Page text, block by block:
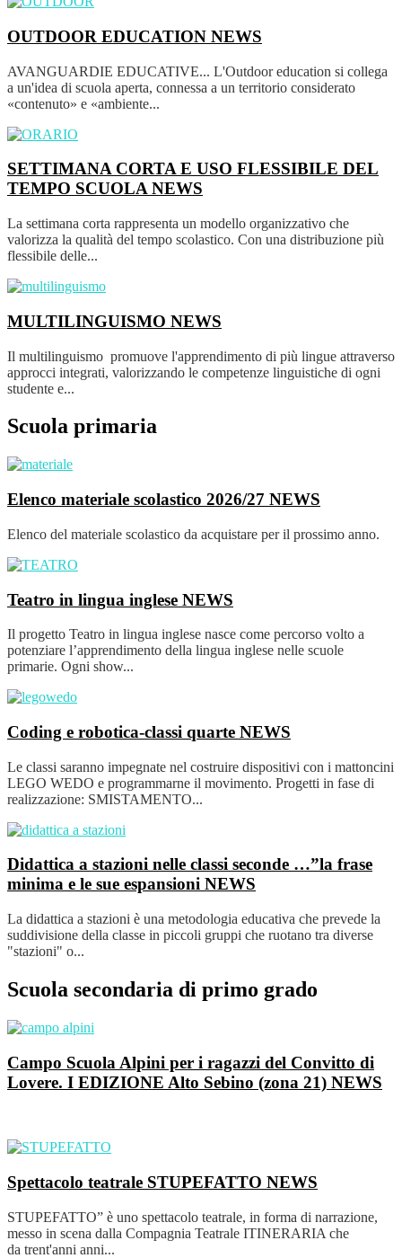
OUTDOOR EDUCATION NEWS
AVANGUARDIE EDUCATIVE... L'Outdoor education si collega
a un'idea di scuola aperta, connessa a un territorio considerato
«contenuto» e «ambiente...
SETTIMANA CORTA E USO FLESSIBILE DEL
TEMPO SCUOLANEWS
La settimana corta rappresenta un modello organizzativo che
valorizza la qualità del tempo scolastico. Con una distribuzione più
flessibile delle...
MULTILINGUISMO NEWS
Il multilinguismo promuove l'apprendimento di più lingue attraverso
approcci integrati, valorizzando le competenze linguistiche di ogni
studente e...
Scuola primaria
Elenco materiale scolastico 2026/27 NEWS
Elenco del materiale scolastico da acquistare per il prossimo anno.
Teatro in lingua inglese NEWS
Il progetto Teatro in lingua inglese nasce come percorso volto a
potenziare l’apprendimento della lingua inglese nelle scuole
primarie. Ogni show...
Coding e robotica-classi quarte NEWS
Le classi saranno impegnate nel costruire dispositivi con i mattoncini
LEGO WEDO e programmarne il movimento. Progetti in fase di
realizzazione: SMISTAMENTO...
Didattica a stazioni nelle classi seconde …”la frase
minima e le sue espansioni NEWS
La didattica a stazioni è una metodologia educativa che prevede la
suddivisione della classe in piccoli gruppi che ruotano tra diverse
"stazioni" o...
Scuola secondaria di primo grado
Campo Scuola Alpini per i ragazzi del Convitto di
Lovere. I EDIZIONE Alto Sebino (zona 21) NEWS
Spettacolo teatrale STUPEFATTO NEWS
STUPEFATTO” è uno spettacolo teatrale, in forma di narrazione,
messo in scena dalla Compagnia Teatrale ITINERARIA che
da trent'anni anni...